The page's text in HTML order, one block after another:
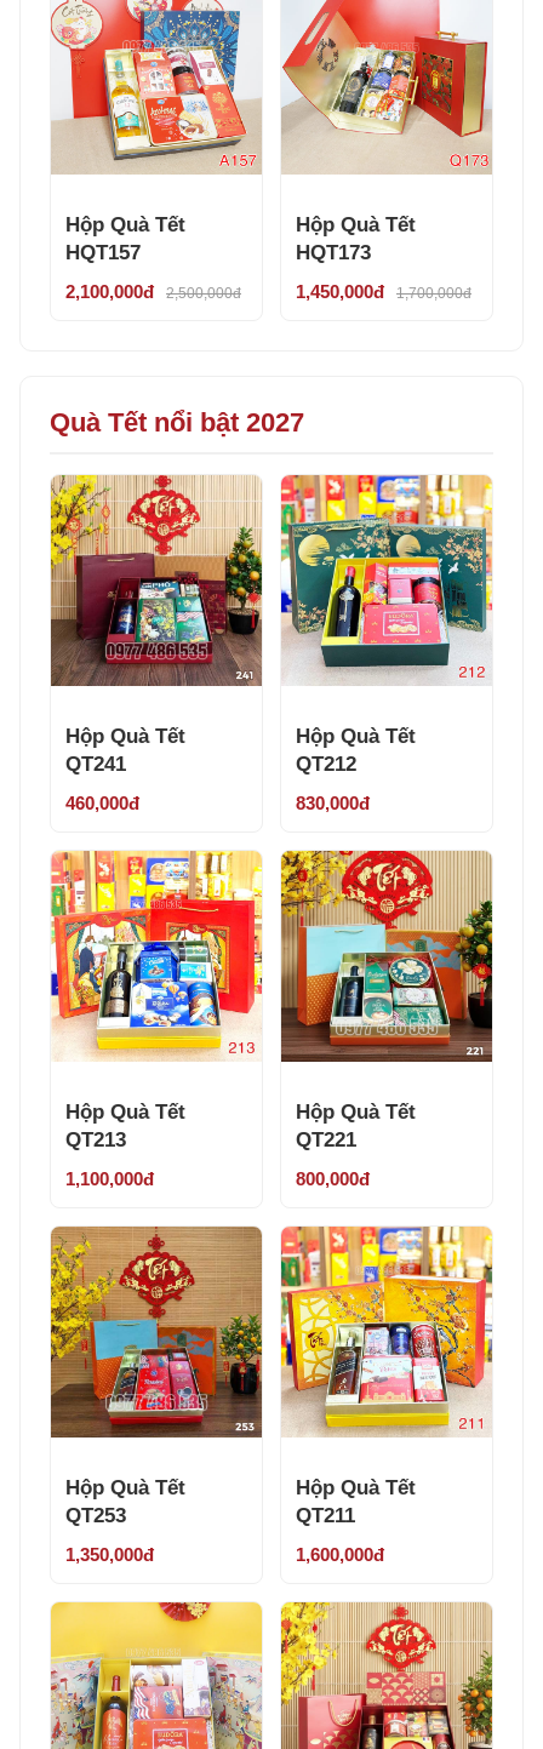
Hộp Quà Tết
HQT157
2,100,000đ 2,500,000đ
Hộp Quà Tết
HQT173
1,450,000đ 1,700,000đ
Quà Tết nổi bật 2027
Hộp Quà Tết
QT241
460,000đ
Hộp Quà Tết
QT212
830,000đ
Hộp Quà Tết
QT213
1,100,000đ
Hộp Quà Tết
QT221
800,000đ
Hộp Quà Tết
QT253
1,350,000đ
Hộp Quà Tết
QT211
1,600,000đ